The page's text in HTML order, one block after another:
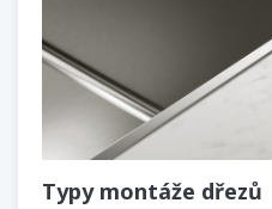
Typy montáže dřezů